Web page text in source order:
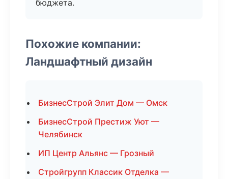
бюджета.
Похожие компании:
Ландшафтный дизайн
БизнесСтрой Элит Дом — Омск
БизнесСтрой Престиж Уют —
Челябинск
ИП Центр Альянс — Грозный
Стройгрупп Классик Отделка —